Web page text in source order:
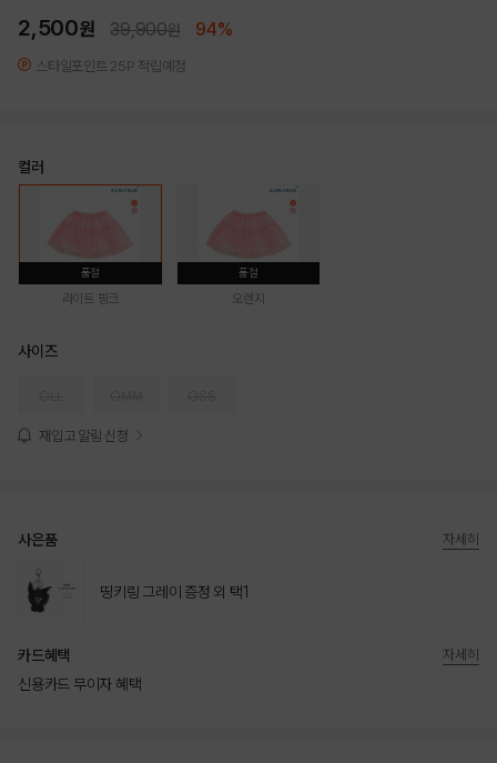
2,500원 39,900원 94%
스타일포인트 25P 적립예정
컬러
품절
라이트 핑크
품절
오렌지
사이즈
재입고 알림 신청
사은품
띵키링 그레이 증정 외 택1
자세히
카드혜택
신용카드 무이자 혜택
자세히